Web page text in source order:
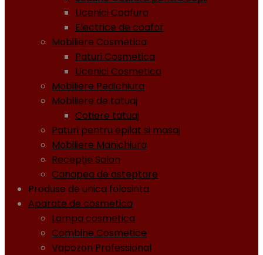
Ucenici Coafura
Electrice de coafor
Mobiliere Cosmetica
Paturi Cosmetica
Ucenici Cosmetica
Mobiliere Pedichiura
Mobiliere de tatuaj
Cotiere tatuaj
Paturi pentru epilat si masaj
Mobiliere Manichiura
Recepţie Salon
Canapea de asteptare
Produse de unica folosinta
Aparate de cosmetica
Lampa cosmetica
Combine Cosmetice
Vapozon Professional